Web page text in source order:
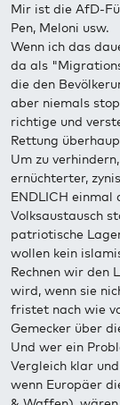
Mir ist die AfD-
Pen, Meloni usw.
Wenn ich das
da als
die den
aber niemals
richtige und
Rettung
Um zu
ernüchterter,
ENDLICH einmal
Volksaustausch
patriotische
wollen kein
Rechnen wir den
wird, wenn sie
fristet nach wie
Gemecker über
Und wer ein
Vergleich klar
wenn Europäer